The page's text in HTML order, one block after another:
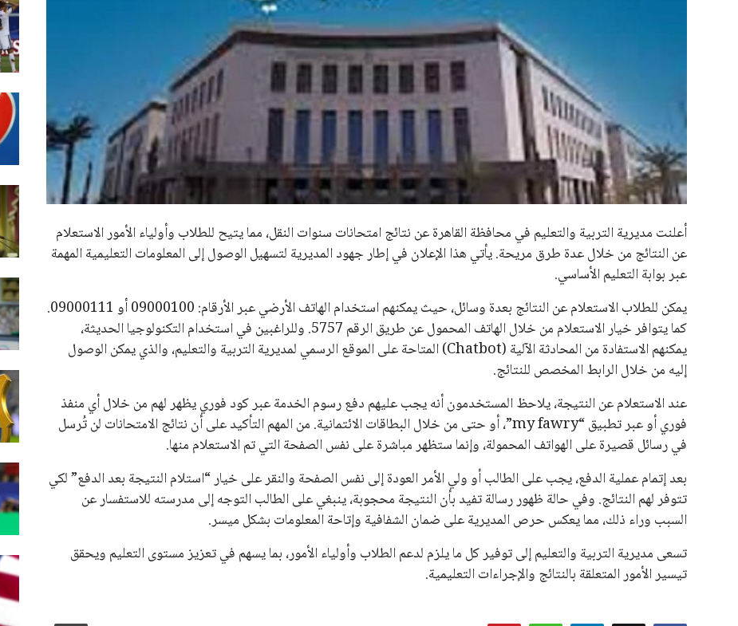
أعلنت مديرية التربية والتعليم في محافظة القاهرة عن نتائج امتحانات سنوات النقل، مما يتيح للطلاب وأولياء الأمور الاستعلام
عن النتائج من خلال عدة طرق مريحة. يأتي هذا الإعلان في إطار جهود المديرية لتسهيل الوصول إلى المعلومات التعليمية المهمة
عبر بوابة التعليم الأساسي.
يمكن للطلاب الاستعلام عن النتائج بعدة وسائل، حيث يمكنهم استخدام الهاتف الأرضي عبر الأرقام: 09000100 أو 09000111.
كما يتوافر خيار الاستعلام من خلال الهاتف المحمول عن طريق الرقم 5757. وللراغبين في استخدام التكنولوجيا الحديثة،
يمكنهم الاستفادة من المحادثة الآلية (Chatbot) المتاحة على الموقع الرسمي لمديرية التربية والتعليم، والذي يمكن الوصول
إليه من خلال الرابط المخصص للنتائج.
عند الاستعلام عن النتيجة، يلاحظ المستخدمون أنه يجب عليهم دفع رسوم الخدمة عبر كود فوري يظهر لهم من خلال أي منفذ
فوري أو عبر تطبيق “my fawry”، أو حتى من خلال البطاقات الائتمانية. من المهم التأكيد على أن نتائج الامتحانات لن تُرسل
في رسائل قصيرة على الهواتف المحمولة، وإنما ستظهر مباشرة على نفس الصفحة التي تم الاستعلام منها.
بعد إتمام عملية الدفع، يجب على الطالب أو ولي الأمر العودة إلى نفس الصفحة والنقر على خيار “استلام النتيجة بعد الدفع” لكي
تتوفر لهم النتائج. وفي حالة ظهور رسالة تفيد بأن النتيجة محجوبة، ينبغي على الطالب التوجه إلى مدرسته للاستفسار عن
السبب وراء ذلك، مما يعكس حرص المديرية على ضمان الشفافية وإتاحة المعلومات بشكل ميسر.
تسعى مديرية التربية والتعليم إلى توفير كل ما يلزم لدعم الطلاب وأولياء الأمور، بما يسهم في تعزيز مستوى التعليم ويحقق
تيسير الأمور المتعلقة بالنتائج والإجراءات التعليمية.